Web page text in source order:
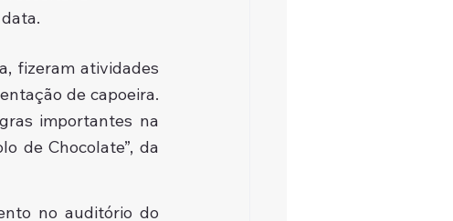
fizeram atividades
de capoeira.
importantes na
de Chocolate”, da
no auditório do